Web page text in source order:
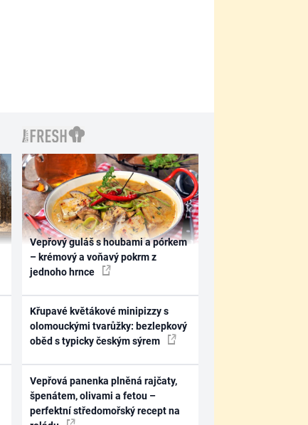
Vepřový guláš s houbami a pórkem
– krémový a voňavý pokrm z
jednoho hrnce
Křupavé květákové minipizzy s
olomouckými tvarůžky: bezlepkový
oběd s typicky českým sýrem
Vepřová panenka plněná rajčaty,
špenátem, olivami a fetou –
perfektní středomořský recept na